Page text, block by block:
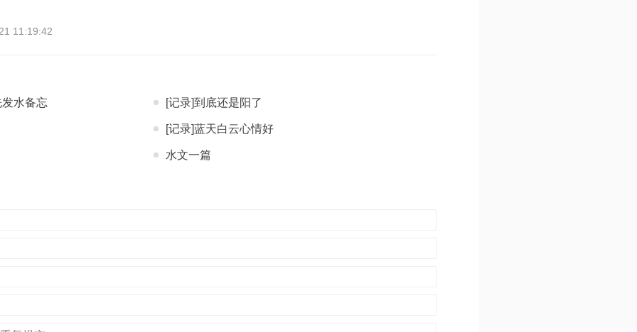
11:19:42
水备忘 [记录]到底还是阳了
[记录]蓝天白云心情好
水文一篇